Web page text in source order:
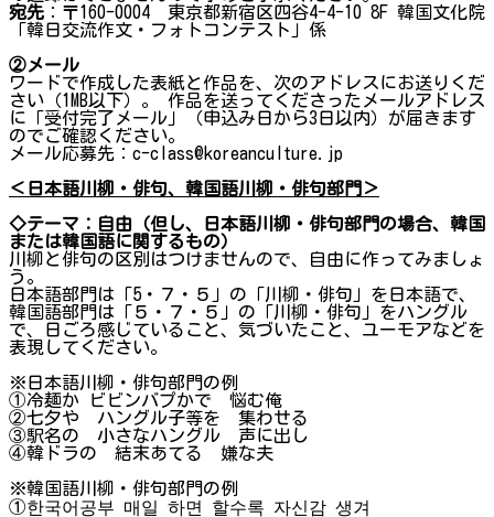
宛先 ：〒160-0004 東京都新宿区四谷4-4-10 8F 韓国文化院
「韓日交流作文・フォトコンテスト」係
②メール
ワードで作成した表紙と作品を、次のアドレスにお送りくだ
さい（1MB以下）。 作品を送ってくださったメールアドレス
に「受付完了メール」（申込み日から3日以内）が届きます
のでご確認ください。
メール応募先：c-class@koreanculture.jp
＜日本語川柳・俳句、韓国語川柳・俳句部門＞
◇テーマ：自由（但し、日本語川柳・俳句部門の場合、韓国
または韓国語に関するもの）
川柳と俳句の区別はつけませんので、自由に作ってみましょ
う。
日本語部門は「5・７・５」の「川柳・俳句」を日本語で、
韓国語部門は「５・７・５」の「川柳・俳句」をハングル
で、日ごろ感じていること、気づいたこと、ユーモアなどを
表現してください。
※日本語川柳・俳句部門の例
①冷麺か ビビンバプかで 悩む俺
②七夕や ハングル子等を 集わせる
③駅名の 小さなハングル 声に出し
④韓ドラの 結末あてる 嫌な夫
※韓国語川柳・俳句部門の例
①한국어공부 매일 하면 할수록 자신감 생겨